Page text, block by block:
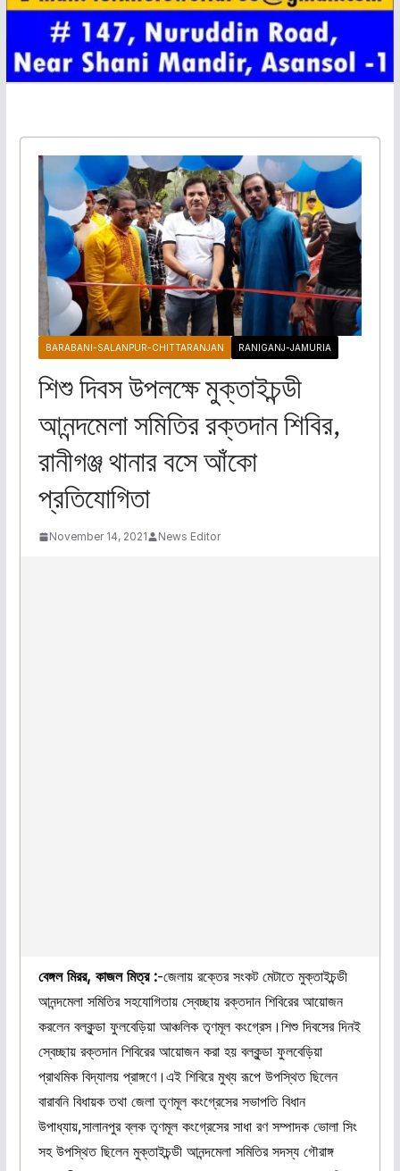
BARABANI-SALANPUR-CHITTARANJAN RANIGANJ-JAMURIA
শিশু দিবস উপলক্ষে মুক্তাইচন্ডী
আনন্দমেলা সমিতির রক্তদান শিবির,
রানীগঞ্জ থানার বসে আঁকো
প্রতিযোগিতা
November 14, 2021 News Editor
বেঙ্গল মিরর, কাজল মিত্র :-জেলায় রক্তের সংকট মেটাতে মুক্তাইচন্ডী
আনন্দমেলা সমিতির সহযোগিতায় স্বেচ্ছায় রক্তদান শিবিরের আয়োজন
করলেন বলকুন্ডা ফুলবেড়িয়া আঞ্চলিক তৃণমূল কংগ্রেস।শিশু দিবসের দিনই
স্বেচ্ছায় রক্তদান শিবিরের আয়োজন করা হয় বলকুন্ডা ফুলবেড়িয়া
প্রাথমিক বিদ্যালয় প্রাঙ্গণে।এই শিবিরে মুখ্য রূপে উপস্থিত ছিলেন
বারাবনি বিধায়ক তথা জেলা তৃণমূল কংগ্রেসের সভাপতি বিধান
উপাধ্যায়,সালানপুর ব্লক তৃণমূল কংগ্রেসের সাধা রণ সম্পাদক ভোলা সিং
সহ উপস্থিত ছিলেন মুক্তাইচন্ডী আনন্দমেলা সমিতির সদস্য গৌরাঙ্গ